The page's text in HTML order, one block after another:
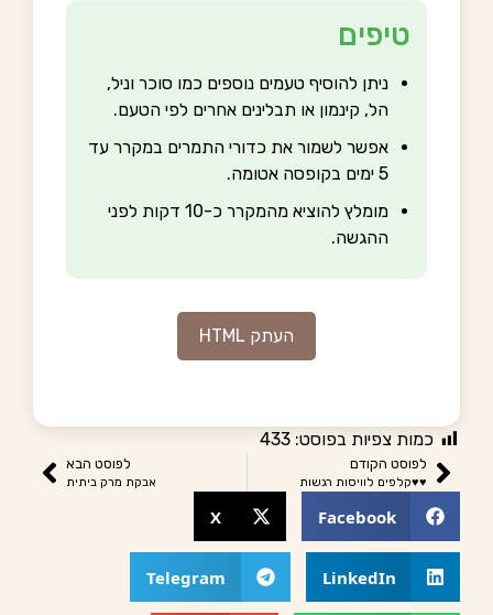
טיפים
ניתן להוסיף טעמים נוספים כמו סוכר וניל,
הל, קינמון או תבלינים אחרים לפי הטעם.
אפשר לשמור את כדורי התמרים במקרר עד
מומלץ להוציא מהמקרר כ-10 דקות לפני
ההגשה.
העתק HTML
כמות צפיות בפוסט: 433
לפוסט הקודם
♥️♥️קלפים לוויסות רגשות
לפוסט הבא
אבקת מרק ביתית
Facebook
X
LinkedIn
Telegram